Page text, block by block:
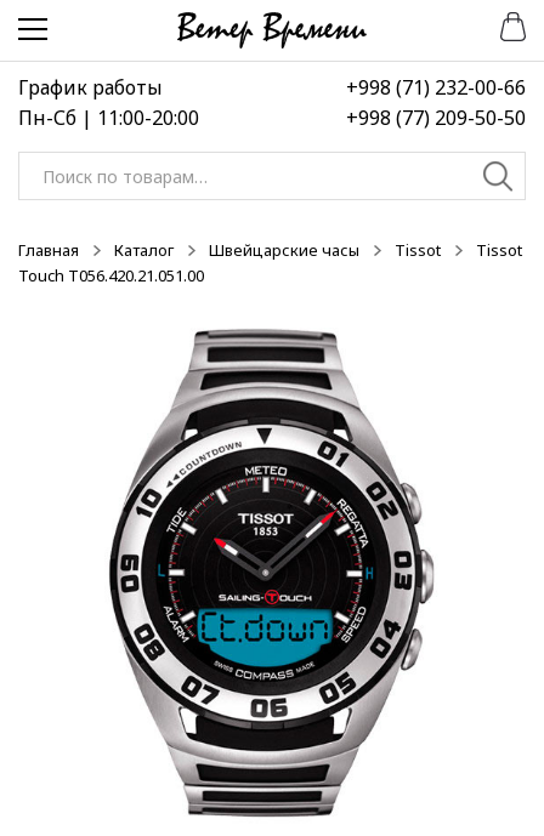
Перейти
навигации
Перейти
содержимому
График работы
Пн-Сб | 11:00-20:00
+998 (71) 232-00-66
+998 (77) 209-50-50
Искать:
Главная Каталог Швейцарские часы Tissot
Tissot
Touch T056.420.21.051.00
-50%